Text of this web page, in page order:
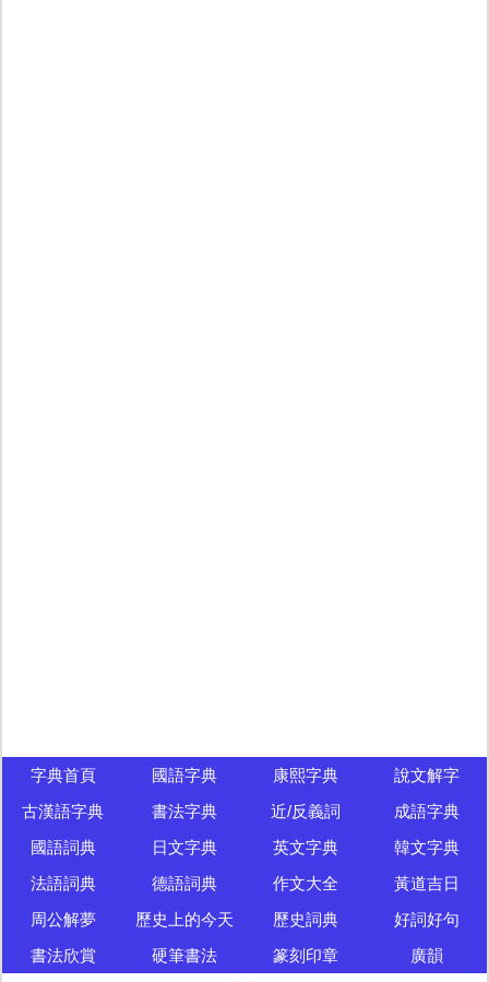
字典首頁 國語字典 康熙字典
說文解字
古漢語字典
書法字典 近/反義詞
成語字典
國語詞典
日文字典 英文字典
韓文字典
法語詞典
德語詞典 作文大全
黃道吉日
周公解夢
歷史上的今天 歷史詞典
好詞好句
書法欣賞
硬筆書法 篆刻印章
廣韻